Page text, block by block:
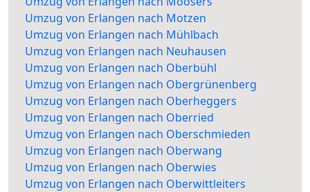
Umzug von Erlangen nach Motzen
Umzug von Erlangen nach Mühlbach
Umzug von Erlangen nach Neuhausen
Umzug von Erlangen nach Oberbühl
Umzug von Erlangen nach Obergrünenberg
Umzug von Erlangen nach Oberheggers
Umzug von Erlangen nach Oberried
Umzug von Erlangen nach Oberschmieden
Umzug von Erlangen nach Oberwang
Umzug von Erlangen nach Oberwies
Umzug von Erlangen nach Oberwittleiters